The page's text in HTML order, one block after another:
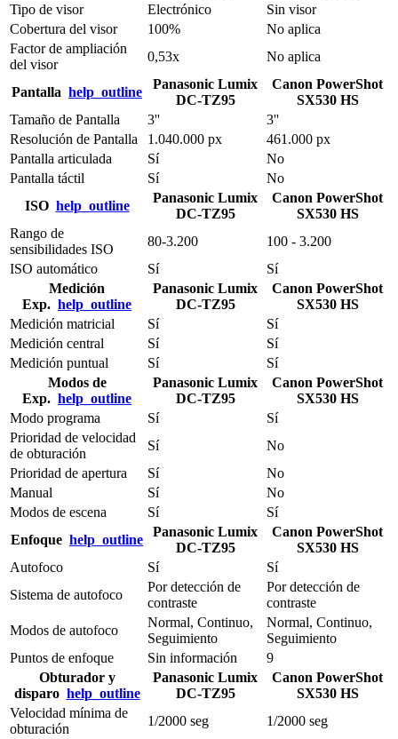
Tipo de visor
Electrónico
Sin visor
Cobertura del visor
100%
No aplica
Factor de ampliación
del visor
0,53x No aplica
Pantalla help_outline
Panasonic Lumix
DC-TZ95
Canon PowerShot
SX530 HS
Tamaño de Pantalla
3''
3''
Resolución de Pantalla
1.040.000 px
461.000 px
Pantalla articulada
Sí
No
Pantalla táctil
Sí
No
ISO help_outline
Panasonic Lumix
DC-TZ95
Canon PowerShot
SX530 HS
Rango de
sensibilidades ISO
80-3.200
100 - 3.200
ISO automático
Sí
Sí
Medición
Exp. help_outline
Panasonic Lumix
DC-TZ95
Canon PowerShot
SX530 HS
Medición matricial
Sí
Sí
Medición central
Sí
Sí
Medición puntual
Sí
Sí
Modos de
Exp. help_outline
Panasonic Lumix
DC-TZ95
Canon PowerShot
SX530 HS
Modo programa
Sí
Sí
Prioridad de velocidad
de obturación
Sí
No
Prioridad de apertura
Sí
No
Manual
Sí
No
Modos de escena
Sí
Sí
Enfoque help_outline
Panasonic Lumix
DC-TZ95
Canon PowerShot
SX530 HS
Autofoco
Sí
Sí
Sistema de autofoco
Por detección de
contraste
Por detección de
contraste
Modos de autofoco
Normal, Continuo,
Seguimiento
Normal, Continuo,
Seguimiento
Puntos de enfoque
Sin información
9
Obturador y
disparo help_outline
Panasonic Lumix
DC-TZ95
Canon PowerShot
SX530 HS
Velocidad mínima de
obturación
1/2000 seg
1/2000 seg